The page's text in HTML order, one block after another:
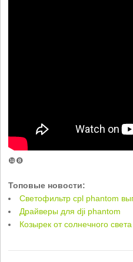
❿❽
Топовые новости:
Светофильтр cpl phantom
Драйверы для dji phantom
Козырек от солнечного